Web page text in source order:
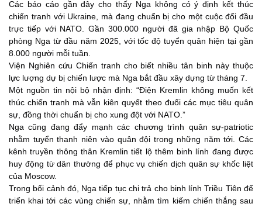
Các báo cáo gần đây cho thấy Nga không có ý định kết thúc
chiến tranh với Ukraine, mà đang chuẩn bị cho một cuộc đối đầu
trực tiếp với NATO. Gần 300.000 người đã gia nhập Bộ Quốc
phòng Nga từ đầu năm 2025, với tốc độ tuyển quân hiện tại gần
8.000 người mỗi tuần.
Viện Nghiên cứu Chiến tranh cho biết nhiều tân binh này thuộc
lực lượng dự bị chiến lược mà Nga bắt đầu xây dựng từ tháng 7.
Một nguồn tin nội bộ nhận định: “Điện Kremlin không muốn kết
thúc chiến tranh mà vẫn kiên quyết theo đuổi các mục tiêu quân
sự, đồng thời chuẩn bị cho xung đột với NATO.”
Nga cũng đang đẩy mạnh các chương trình quân sự-patriotic
nhằm tuyển thanh niên vào quân đội trong những năm tới. Các
kênh truyền thông thân Kremlin tiết lộ thêm binh lính đang được
huy động từ dân thường để phục vụ chiến dịch quân sự khốc liệt
của Moscow.
Trong bối cảnh đó, Nga tiếp tục chi trả cho binh lính Triều Tiên để
triển khai tới các vùng chiến sự, nhằm tìm kiếm chiến thắng sau